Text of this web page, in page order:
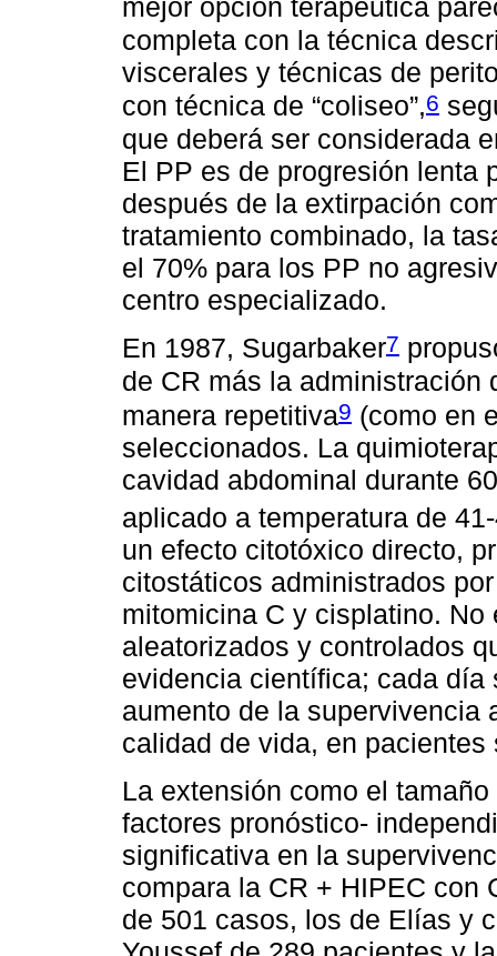
mejor opción terapéutica
completa con la técnica
viscerales y técnicas de
con técnica de “coliseo”,6
que deberá ser considerada
El PP es de progresión lenta
después de la extirpación
tratamiento combinado, la
el 70% para los PP no
centro especializado.
En 1987, Sugarbaker7
de CR más la administración
manera repetitiva9 (como en
seleccionados. La
cavidad abdominal durante
aplicado a temperatura de
un efecto citotóxico directo,
citostáticos administrados
mitomicina C y cisplatino.
aleatorizados y controlados
evidencia científica; cada día
aumento de la supervivencia
calidad de vida, en pacientes
La extensión como el
factores pronóstico-
significativa en la
compara la CR + HIPEC con
de 501 casos, los de Elías y